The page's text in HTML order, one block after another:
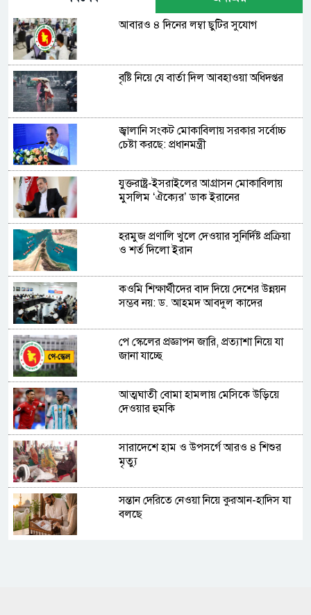
আবারও ৪ দিনের লম্বা ছুটির সুযোগ
বৃষ্টি নিয়ে যে বার্তা দিল আবহাওয়া অধিদপ্তর
জ্বালানি সংকট মোকাবিলায় সরকার সর্বোচ্চ
চেষ্টা করছে: প্রধানমন্ত্রী
যুক্তরাষ্ট্র-ইসরাইলের আগ্রাসন মোকাবিলায়
মুসলিম ‘ঐক্যের’ ডাক ইরানের
হরমুজ প্রণালি খুলে দেওয়ার সুনির্দিষ্ট প্রক্রিয়া
ও শর্ত দিলো ইরান
কওমি শিক্ষার্থীদের বাদ দিয়ে দেশের উন্নয়ন
সম্ভব নয়: ড. আহমদ আবদুল কাদের
পে স্কেলের প্রজ্ঞাপন জারি, প্রত্যাশা নিয়ে যা
জানা যাচ্ছে
আত্মঘাতী বোমা হামলায় মেসিকে উড়িয়ে
দেওয়ার হুমকি
সারাদেশে হাম ও উপসর্গে আরও ৪ শিশুর
মৃত্যু
সন্তান দেরিতে নেওয়া নিয়ে কুরআন-হাদিস যা
বলছে